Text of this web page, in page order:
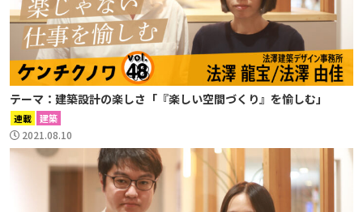
テーマ：建築設計の楽しさ「『楽しい空間づくり』を愉しむ」
連載 建築
2021.08.10